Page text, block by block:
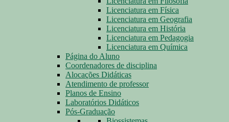
Licenciatura em Física
Licenciatura em Geografia
Licenciatura em História
Licenciatura em Pedagogia
Licenciatura em Química
Página do Aluno
Coordenadores de disciplina
Alocações Didáticas
Atendimento de professor
Planos de Ensino
Laboratórios Didáticos
Pós-Graduação